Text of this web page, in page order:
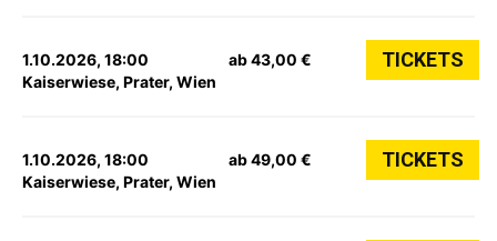
1.10.2026, 18:00
Kaiserwiese, Prater, Wien
ab 43,00 € TICKETS
1.10.2026, 18:00
Kaiserwiese, Prater, Wien
ab 49,00 € TICKETS